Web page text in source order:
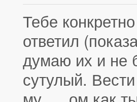
Тебе
ответил
думаю их и не
сутулый.